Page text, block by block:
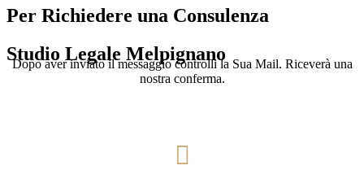
Per Richiedere una Consulenza
Studio Legale Melpignano
Dopo aver inviato il messaggio controlli la Sua Mail. Riceverà una
nostra conferma.
